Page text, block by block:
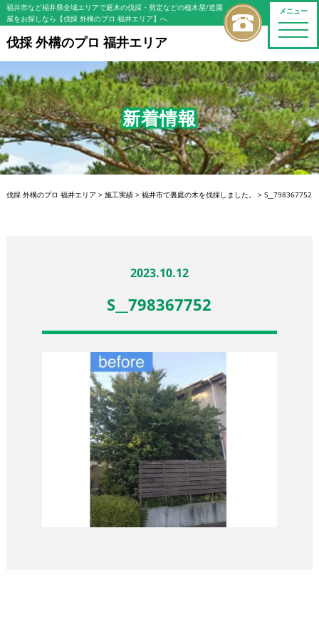
メニュー
toggle
福井市など福井県全域エリアで庭木の伐採・剪定などの植木屋/造園
屋をお探しなら【伐採 外構のプロ 福井エリア】へ
伐採 外構のプロ 福井エリア
新着情報
伐採 外構のプロ 福井エリア > 施工実績> 福井市で裏庭の木を伐採しました。 > S__798367752
2023.10.12
S__798367752